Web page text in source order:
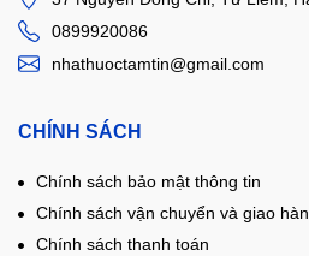
0899920086
nhathuoctamtin@gmail.com
CHÍNH SÁCH
Chính sách bảo mật thông tin
Chính sách vận chuyển và giao
Chính sách thanh toán